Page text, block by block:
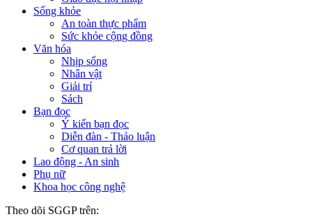
Sống khỏe
An toàn thực phẩm
Sức khỏe cộng đồng
Văn hóa
Nhịp sống
Nhân vật
Giải trí
Sách
Bạn đọc
Ý kiến bạn đọc
Diễn đàn - Thảo luận
Cơ quan trả lời
Lao động - An sinh
Phụ nữ
Khoa học công nghệ
Theo dõi SGGP trên: